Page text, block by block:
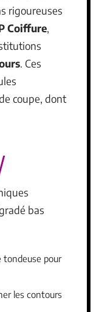
rigoureuses
Coiffure,
. Ces
coupe, dont
bas
tondeuse pour
les contours